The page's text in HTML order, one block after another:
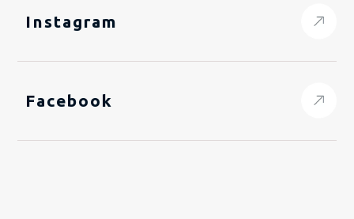
Instagram
Facebook